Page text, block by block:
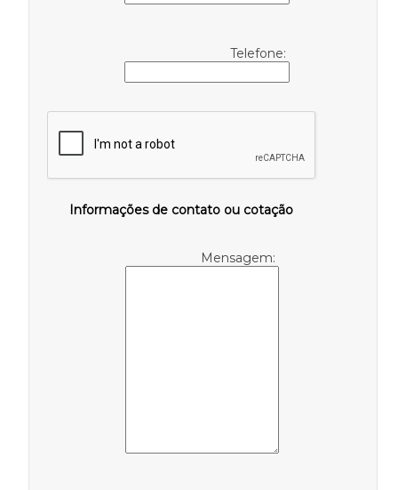
Telefone:
Informações de contato ou cotação
Mensagem: